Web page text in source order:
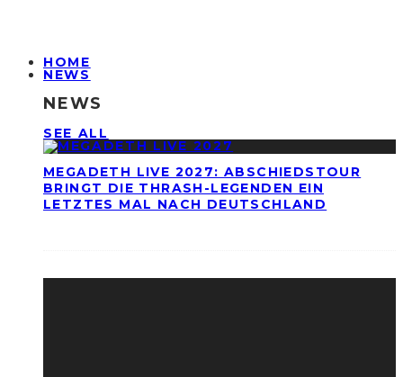
HOME
NEWS
NEWS
SEE ALL
MEGADETH LIVE 2027: ABSCHIEDSTOUR
BRINGT DIE THRASH-LEGENDEN EIN
LETZTES MAL NACH DEUTSCHLAND